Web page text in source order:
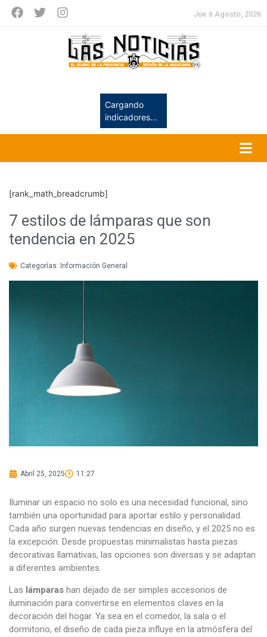
Jue 6 Agosto, 2026
Cargando
indicadores...
[rank_math_breadcrumb]
7 estilos de lámparas que son
tendencia en 2025
Categorías: Información General
Abril 25, 2025 11:27
Iluminar un espacio no solo es una necesidad funcional, sino
también una oportunidad para aportar estilo y personalidad.
Cada año surgen nuevas tendencias en diseño, y el 2025 no es
la excepción. Desde propuestas minimalistas hasta piezas
decorativas llamativas, las opciones son diversas y se adaptan
a diferentes ambientes.
Las lámparas han dejado de ser simples accesorios de
iluminación para convertirse en elementos claves en la
decoración del hogar. Ya sea en el comedor, la sala o el
dormitorio, el diseño de cada pieza influye en la atmósfera del